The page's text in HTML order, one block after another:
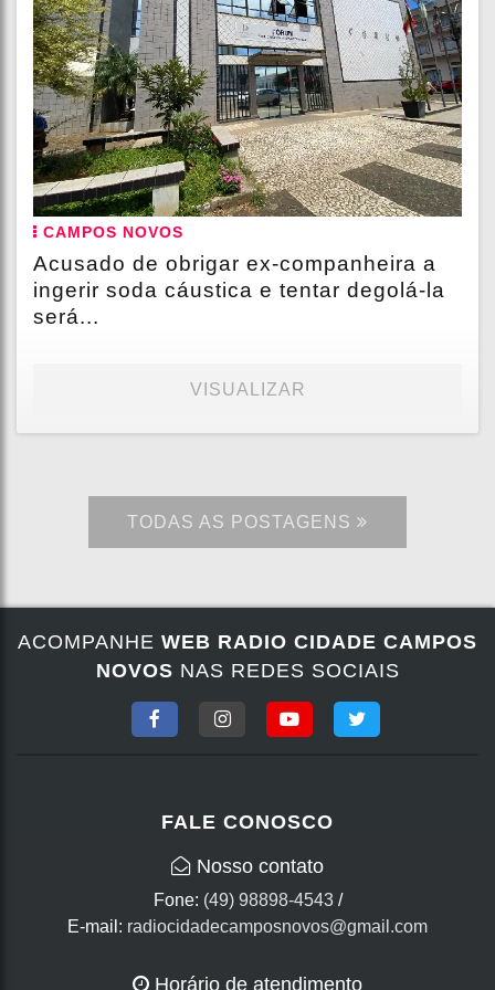
CAMPOS NOVOS
Acusado de obrigar ex-companheira a
ingerir soda cáustica e tentar degolá-la
será...
VISUALIZAR
TODAS AS POSTAGENS
ACOMPANHE WEB RADIO CIDADE CAMPOS
NOVOS NAS REDES SOCIAIS
FALE CONOSCO
Nosso contato
Fone: (49) 98898-4543/
E-mail: radiocidadecamposnovos@gmail.com
Horário de atendimento